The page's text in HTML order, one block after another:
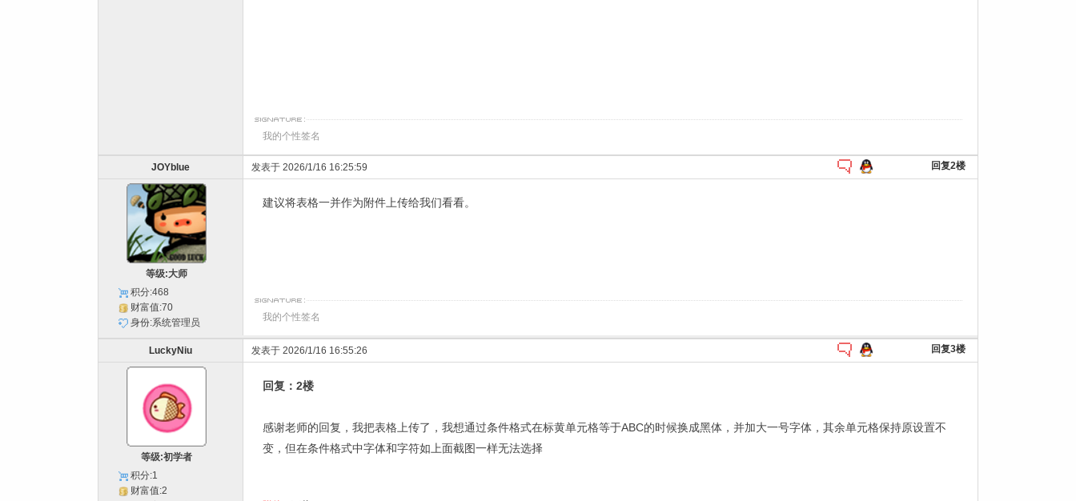
我的个性签名
JOYblue 发表于 2026/1/16 16:25:59 回复2楼
等级:大师
积分:468
财富值:70
身份:系统管理员
建议将表格一并作为附件上传给我们看看。
我的个性签名
LuckyNiu 发表于 2026/1/16 16:55:26 回复3楼
等级:初学者
积分:1
财富值:2
回复：2楼
感谢老师的回复，我把表格上传了，我想通过条件格式在标黄单元格等于ABC的时候换成黑体，并加大一号字体，其余单元格保持原设置不
变，但在条件格式中字体和字符如上面截图一样无法选择